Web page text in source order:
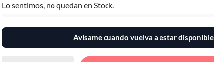
Lo sentimos, no quedan en Stock.
Avísame cuando vuelva a estar disponible